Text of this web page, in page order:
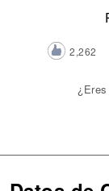
2,262